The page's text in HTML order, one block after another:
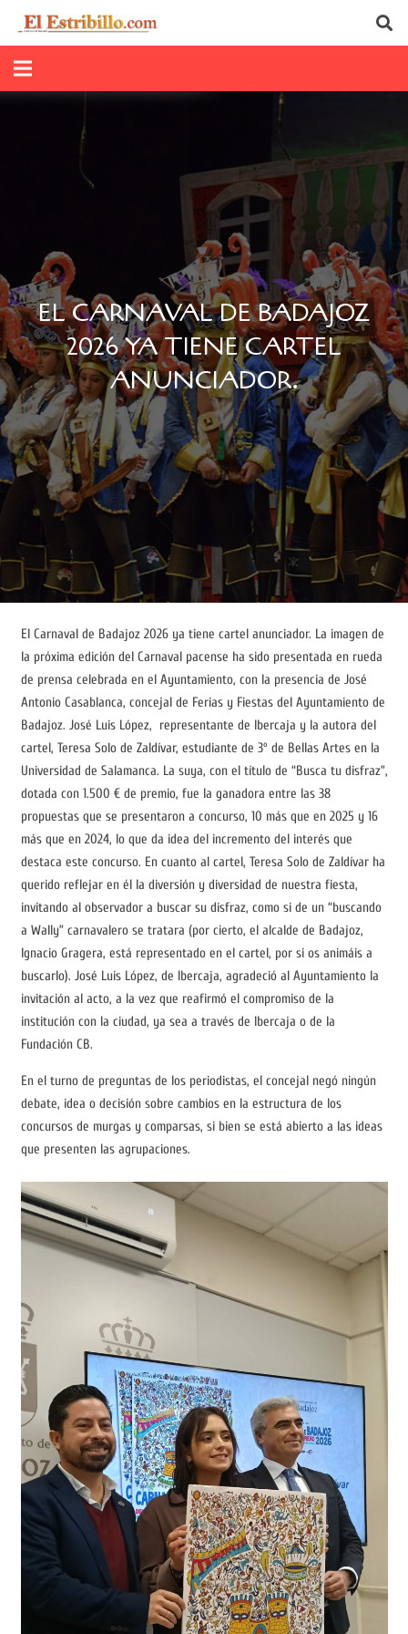
EL CARNAVAL DE BADAJOZ
2026 YA TIENE CARTEL
ANUNCIADOR.
El Carnaval de Badajoz 2026 ya tiene cartel anunciador. La imagen de
la próxima edición del Carnaval pacense ha sido presentada en rueda
de prensa celebrada en el Ayuntamiento, con la presencia de José
Antonio Casablanca, concejal de Ferias y Fiestas del Ayuntamiento de
Badajoz. José Luis López, representante de Ibercaja y la autora del
cartel, Teresa Solo de Zaldívar, estudiante de 3º de Bellas Artes en la
Universidad de Salamanca. La suya, con el título de “Busca tu disfraz”,
dotada con 1.500 € de premio, fue la ganadora entre las 38
propuestas que se presentaron a concurso, 10 más que en 2025 y 16
más que en 2024, lo que da idea del incremento del interés que
destaca este concurso. En cuanto al cartel, Teresa Solo de Zaldívar ha
querido reflejar en él la diversión y diversidad de nuestra fiesta,
invitando al observador a buscar su disfraz, como si de un “buscando
a Wally” carnavalero se tratara (por cierto, el alcalde de Badajoz,
Ignacio Gragera, está representado en el cartel, por si os animáis a
buscarlo). José Luis López, de Ibercaja, agradeció al Ayuntamiento la
invitación al acto, a la vez que reafirmó el compromiso de la
institución con la ciudad, ya sea a través de Ibercaja o de la
Fundación CB.
En el turno de preguntas de los periodistas, el concejal negó ningún
debate, idea o decisión sobre cambios en la estructura de los
concursos de murgas y comparsas, si bien se está abierto a las ideas
que presenten las agrupaciones.